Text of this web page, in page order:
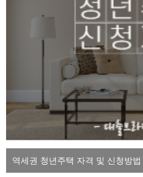
역세권 청년주택 자격 및 신청방법